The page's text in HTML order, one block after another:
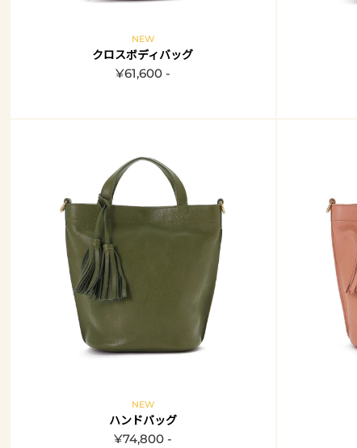
NEW
クロスボディバッグ
¥61,600 -
NEW
ハンドバッグ
¥74,800 -